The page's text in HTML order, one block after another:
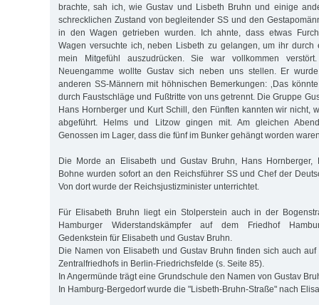
brachte, sah ich, wie Gustav und Lisbeth Bruhn und einige
schrecklichen Zustand von begleitender SS und den
in den Wagen getrieben wurden. Ich ahnte, dass etwas
Wagen versuchte ich, neben Lisbeth zu gelangen, um ihr durch
mein Mitgefühl auszudrücken. Sie war vollkommen
Neuengamme wollte Gustav sich neben uns stellen. Er
anderen SS-Männern mit höhnischen Bemerkungen: ‚Das
durch Faustschläge und Fußtritte von uns getrennt. Die Gruppe
Hans Hornberger und Kurt Schill, den Fünften kannten wir nicht,
abgeführt. Helms und Litzow gingen mit. Am gleichen
Genossen im Lager, dass die fünf im Bunker gehängt worden
Die Morde an Elisabeth und Gustav Bruhn, Hans Hornberger,
Bohne wurden sofort an den Reichsführer SS und Chef der
Von dort wurde der Reichsjustizminister unterrichtet.
Für Elisabeth Bruhn liegt ein Stolperstein auch in der
Hamburger Widerstandskämpfer auf dem Friedhof
Gedenkstein für Elisabeth und Gustav Bruhn.
Die Namen von Elisabeth und Gustav Bruhn finden sich auch
Zentralfriedhofs in Berlin-Friedrichsfelde (s. Seite 85).
In Angermünde trägt eine Grundschule den Namen von Gustav
In Hamburg-Bergedorf wurde die "Lisbeth-Bruhn-Straße" nach